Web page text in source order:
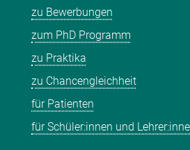
zu Bewerbungen
zum PhD Programm
zu Praktika
zu Chancengleichheit
für Patienten
für Schüler:innen und